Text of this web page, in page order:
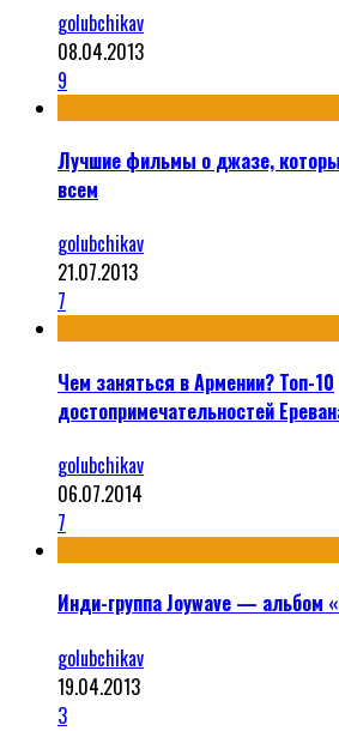
golubchikav
08.04.2013
9
Лучшие фильмы о джазе,
всем
golubchikav
21.07.2013
7
Чем заняться в Армении? Топ-10
достопримечательностей
golubchikav
06.07.2014
7
Инди-группа Joywave — альбом
golubchikav
19.04.2013
3